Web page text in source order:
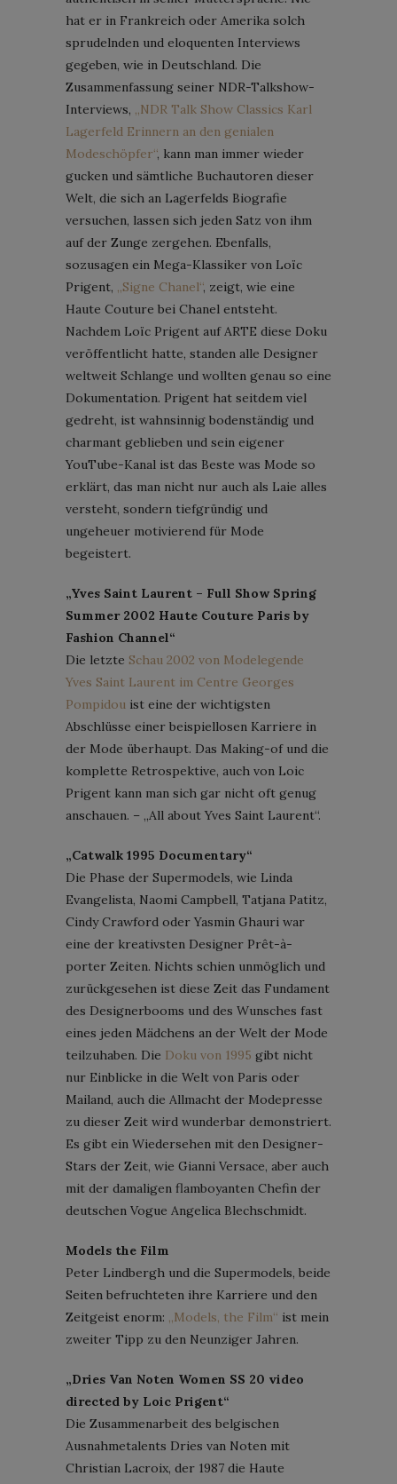
hat er in Frankreich oder Amerika solch
sprudelnden und eloquenten Interviews
gegeben, wie in Deutschland. Die
Zusammenfassung seiner NDR-Talkshow-
Interviews,
„NDR Talk Show Classics Karl
Lagerfeld Erinnern an den genialen
Modeschöpfer“, kann man immer wieder
gucken und sämtliche Buchautoren dieser
Welt, die sich an Lagerfelds Biografie
versuchen, lassen sich jeden Satz von ihm
auf der Zunge zergehen. Ebenfalls,
sozusagen ein Mega-Klassiker von Loïc
Prigent,
„Signe Chanel“, zeigt, wie eine
Haute Couture bei Chanel entsteht.
Nachdem Loïc Prigent auf ARTE diese Doku
veröffentlicht hatte, standen alle Designer
weltweit Schlange und wollten genau so eine
Dokumentation. Prigent hat seitdem viel
gedreht, ist wahnsinnig bodenständig und
charmant geblieben und sein eigener
YouTube-Kanal ist das Beste was Mode so
erklärt, das man nicht nur auch als Laie alles
versteht, sondern tiefgründig und
ungeheuer motivierend für Mode
begeistert.
„Yves Saint Laurent – Full Show Spring
Summer 2002 Haute Couture Paris by
Fashion Channel“
Die letzte Schau 2002 von Modelegende
Yves Saint Laurent im Centre Georges
Pompidou ist eine der wichtigsten
Abschlüsse einer beispiellosen Karriere in
der Mode überhaupt. Das Making-of und die
komplette Retrospektive, auch von Loic
Prigent kann man sich gar nicht oft genug
anschauen. – „All about Yves Saint Laurent“.
„Catwalk 1995 Documentary“
Die Phase der Supermodels, wie Linda
Evangelista, Naomi Campbell, Tatjana Patitz,
Cindy Crawford oder Yasmin Ghauri war
eine der kreativsten Designer Prêt-à-
porter Zeiten. Nichts schien unmöglich und
zurückgesehen ist diese Zeit das Fundament
des Designerbooms und des Wunsches fast
eines jeden Mädchens an der Welt der Mode
teilzuhaben. Die Doku von 1995 gibt nicht
nur Einblicke in die Welt von Paris oder
Mailand, auch die Allmacht der Modepresse
zu dieser Zeit wird wunderbar demonstriert.
Es gibt ein Wiedersehen mit den Designer-
Stars der Zeit, wie Gianni Versace, aber auch
mit der damaligen flamboyanten Chefin der
deutschen Vogue Angelica Blechschmidt.
Models the Film
Peter Lindbergh und die Supermodels, beide
Seiten befruchteten ihre Karriere und den
Zeitgeist enorm:
„Models, the Film“ ist mein
zweiter Tipp zu den Neunziger Jahren.
„Dries Van Noten Women SS 20 video
directed by Loic Prigent“
Die Zusammenarbeit des belgischen
Ausnahmetalents Dries van Noten mit
Christian Lacroix, der 1987 die Haute